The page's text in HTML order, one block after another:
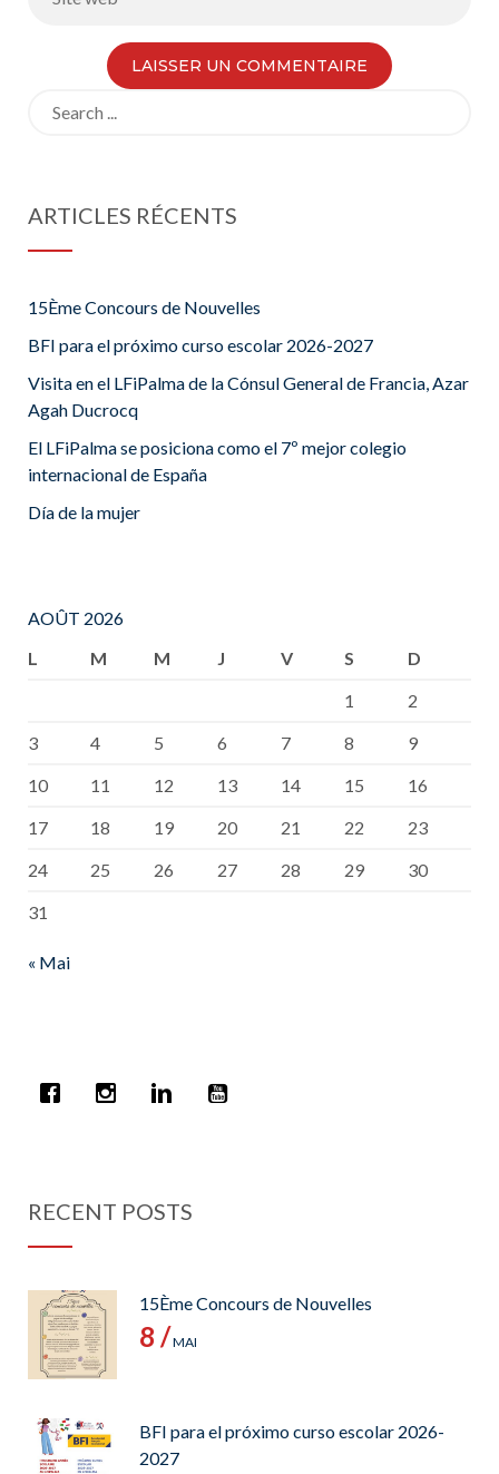
ARTICLES RÉCENTS
15Ème Concours de Nouvelles
BFI para el próximo curso escolar 2026-2027
Visita en el LFiPalma de la Cónsul General de Francia, Azar
Agah Ducrocq
El LFiPalma se posiciona como el 7º mejor colegio
internacional de España
Día de la mujer
AOÛT 2026
L
M M J V S
D
1
2
3
4 5 6 7 8
9
10
11 12 13 14 15
16
17
18 19 20 21 22
23
24
25 26 27 28 29
30
31
« Mai
RECENT POSTS
15Ème Concours de Nouvelles
8 /MAI
BFI para el próximo curso escolar 2026-
2027